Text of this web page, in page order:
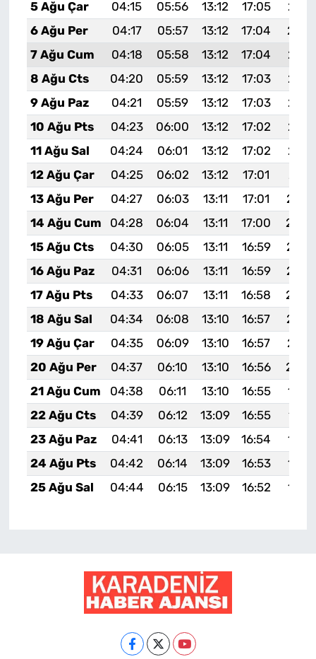
5 Ağu Çar
04:15 05:56 13:12 17:05
6 Ağu Per
04:17 05:57 13:12 17:04
7 Ağu Cum
04:18 05:58 13:12 17:04
8 Ağu Cts
04:20 05:59 13:12 17:03
9 Ağu Paz
04:21 05:59 13:12 17:03
10 Ağu Pts
04:23 06:00 13:12 17:02
11 Ağu Sal
04:24 06:01 13:12 17:02
12 Ağu Çar
04:25 06:02 13:12 17:01
20:11
13 Ağu Per
04:27 06:03 13:11 17:01
14 Ağu Cum
04:28 06:04 13:11 17:00
15 Ağu Cts
04:30 06:05 13:11 16:59
16 Ağu Paz
04:31 06:06 13:11 16:59
17 Ağu Pts
04:33 06:07 13:11 16:58
18 Ağu Sal
04:34 06:08 13:10 16:57
19 Ağu Çar
04:35 06:09 13:10 16:57
20 Ağu Per
04:37 06:10 13:10 16:56
21 Ağu Cum
04:38 06:11 13:10 16:55
22 Ağu Cts
04:39 06:12 13:09 16:55
19:57
23 Ağu Paz
04:41 06:13 13:09 16:54
24 Ağu Pts
04:42 06:14 13:09 16:53
25 Ağu Sal
04:44 06:15 13:09 16:52